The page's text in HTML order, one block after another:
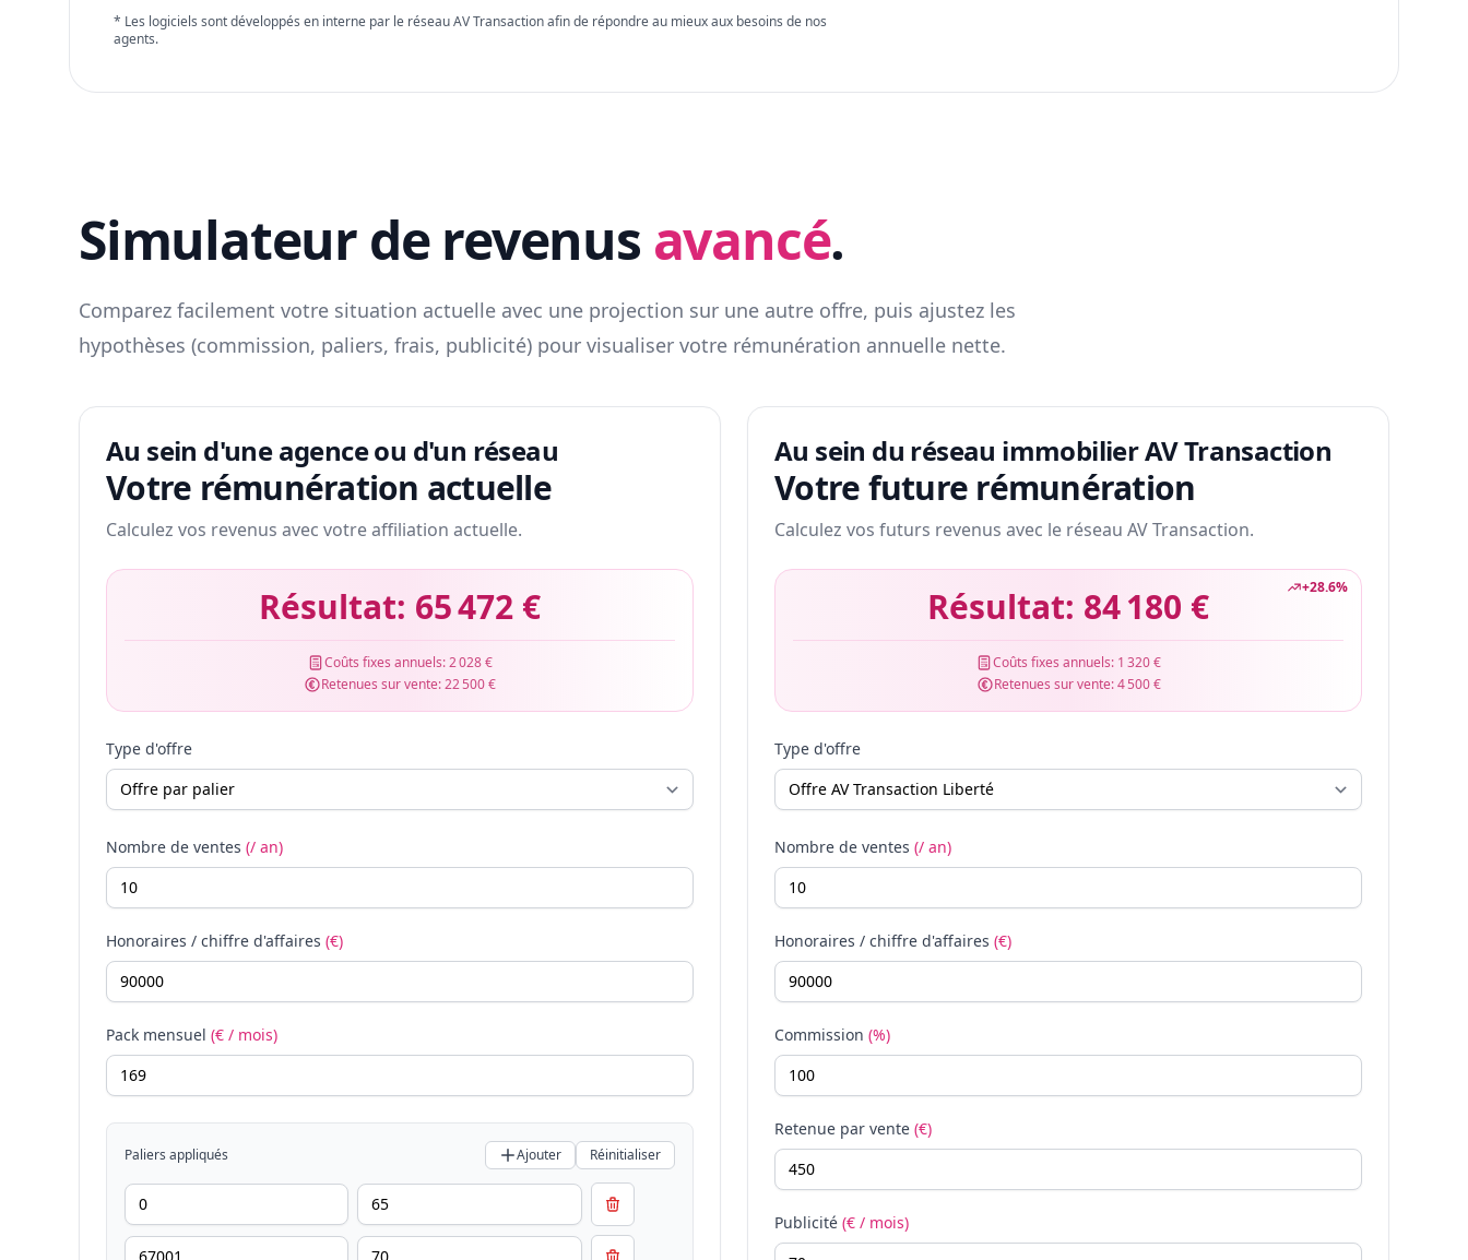
* Les logiciels sont développés en interne par le réseau AV Transaction afin de répondre au mieux aux besoins de nos
agents.
Simulateur de revenus avancé.
Comparez facilement votre situation actuelle avec une projection sur une autre offre, puis ajustez les
hypothèses (commission, paliers, frais, publicité) pour visualiser votre rémunération annuelle nette.
Au sein d'une agence ou d'un réseau
Votre rémunération actuelle
Calculez vos revenus avec votre affiliation actuelle.
Résultat: 65 472 €
Coûts fixes annuels:2 028 €
Retenues sur vente:22 500 €
Type d'offre
Nombre de ventes (/ an)
Honoraires / chiffre d'affaires (€)
Pack mensuel (€ / mois)
Paliers appliqués Ajouter Réinitialiser
Au sein du réseau immobilier AV Transaction
Votre future rémunération
Calculez vos futurs revenus avec le réseau AV Transaction.
+28.6%
Résultat: 84 180 €
Coûts fixes annuels: 1 320 €
Retenues sur vente:4 500 €
Type d'offre
Nombre de ventes (/ an)
Honoraires / chiffre d'affaires (€)
Commission (%)
Retenue par vente (€)
Publicité (€ / mois)